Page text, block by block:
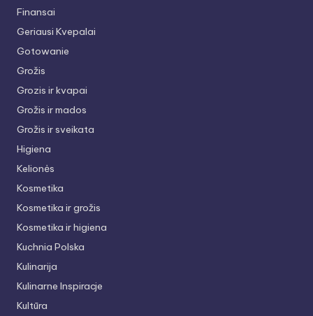
Finansai
Geriausi Kvepalai
Gotowanie
Grožis
Grozis ir kvapai
Grožis ir mados
Grožis ir sveikata
Higiena
Kelionės
Kosmetika
Kosmetika ir grožis
Kosmetika ir higiena
Kuchnia Polska
Kulinarija
Kulinarne Inspiracje
Kultūra